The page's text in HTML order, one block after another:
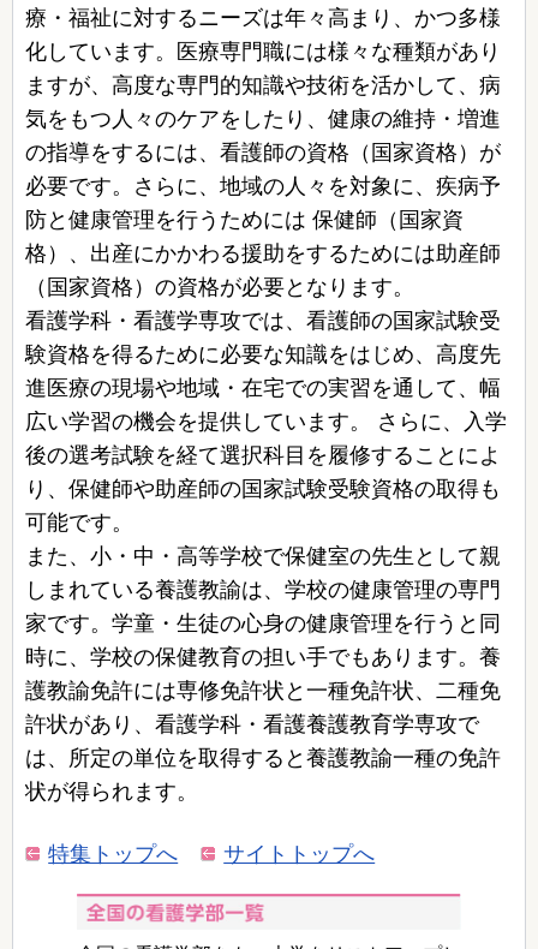
療・福祉に対するニーズは年々高まり、かつ多様
化しています。医療専門職には様々な種類があり
ますが、高度な専門的知識や技術を活かして、病
気をもつ人々のケアをしたり、健康の維持・増進
の指導をするには、看護師の資格（国家資格）が
必要です。さらに、地域の人々を対象に、疾病予
防と健康管理を行うためには 保健師（国家資
格）、出産にかかわる援助をするためには助産師
（国家資格）の資格が必要となります。
看護学科・看護学専攻では、看護師の国家試験受
験資格を得るために必要な知識をはじめ、高度先
進医療の現場や地域・在宅での実習を通して、幅
広い学習の機会を提供しています。 さらに、入学
後の選考試験を経て選択科目を履修することによ
り、保健師や助産師の国家試験受験資格の取得も
可能です。
また、小・中・高等学校で保健室の先生として親
しまれている養護教諭は、学校の健康管理の専門
家です。学童・生徒の心身の健康管理を行うと同
時に、学校の保健教育の担い手でもあります。養
護教諭免許には専修免許状と一種免許状、二種免
許状があり、看護学科・看護養護教育学専攻で
は、所定の単位を取得すると養護教諭一種の免許
状が得られます。
特集トップへ サイトトップへ